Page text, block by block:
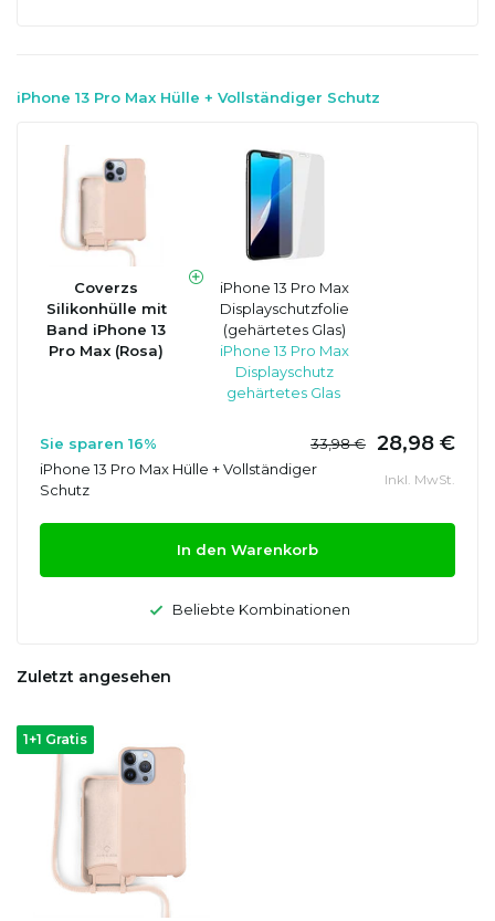
iPhone 13 Pro Max Hülle + Vollständiger Schutz
Coverzs
Silikonhülle mit
Band iPhone 13
Pro Max (Rosa)
iPhone 13 Pro Max
Displayschutzfolie
(gehärtetes Glas)
iPhone 13 Pro Max
Displayschutz
gehärtetes Glas
Sie sparen 16% 33,98 € 28,98 €
iPhone 13 Pro Max Hülle + Vollständiger
Schutz
Inkl. MwSt.
In den Warenkorb
Beliebte Kombinationen
Zuletzt angesehen
1+1 Gratis